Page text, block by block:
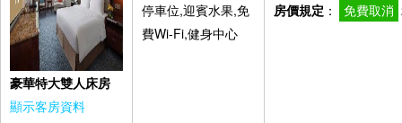
豪華特大雙人床房
顯示客房資料
停車位,迎賓水果,免
費Wi-Fi,健身中心
房價規定 ： 免費取消